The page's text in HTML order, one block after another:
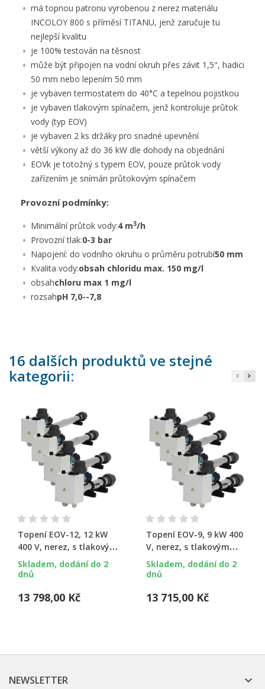
má topnou patronu vyrobenou z nerez materiálu
INCOLOY 800 s příměsí TITANU, jenž zaručuje tu
nejlepší kvalitu
je 100% testován na těsnost
může být připojen na vodní okruh přes závit 1,5", hadici
50 mm nebo lepením 50 mm
je vybaven termostatem do 40°C a tepelnou pojistkou
je vybaven tlakovým spínačem, jenž kontroluje průtok
vody (typ EOV)
je vybaven 2 ks držáky pro snadné upevnění
větší výkony až do 36 kW dle dohody na objednání
EOVk je totožný s typem EOV, pouze průtok vody
zařízením je snímán průtokovým spínačem
Provozní podmínky:
Minimální průtok vody:4 m3/h
Provozní tlak:0-3 bar
Napojení: do vodního okruhu o průměru potrubí50 mm
Kvalita vody:obsah chloridu max. 150 mg/l
obsahchloru max 1 mg/l
rozsahpH 7,0--7,8
16 dalších produktů ve stejné
kategorii:
Topení EOV-12, 12 kW
400 V, nerez, s tlakovým
spínačem
Skladem, dodání do 2
dnů
13 798,00 Kč
Topení EOV-9, 9 kW 400
V, nerez, s tlakovým
spínačem
Skladem, dodání do 2
dnů
13 715,00 Kč
NEWSLETTER 